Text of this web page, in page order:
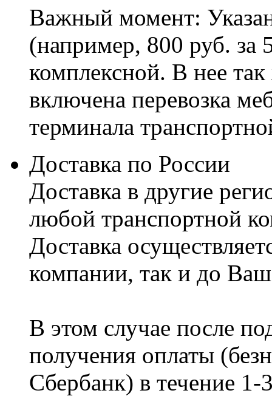
Важный момент:
(например, 800 руб. за
комплексной. В нее
включена перевозка
терминала
Доставка по России
Доставка в другие
любой транспортной
Доставка
компании, так и до
В этом случае после
получения оплаты
Сбербанк) в течение